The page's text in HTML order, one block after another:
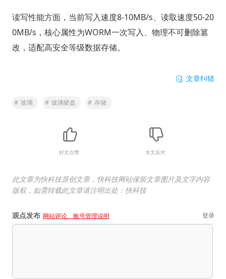
读写性能方面，当前写入速度8-10MB/s、读取速度50-20
0MB/s，核心属性为WORM一次写入、物理不可删除篡
改，适配高安全等级数据存储。
文章纠错
# 玻璃 # 玻璃硬盘 # 存储
好文点赞 水文反对
此文章为快科技原创文章，快科技网站保留文章图片及文字内容
版权，如需转载此文章请注明出处：快科技
观点发布 网站评论、账号管理说明 登录